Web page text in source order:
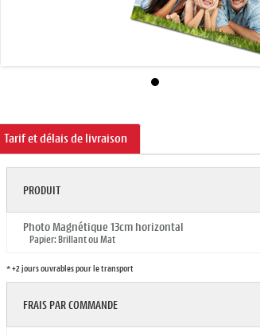
Tarif et délais de livraison
PRODUIT
Photo Magnétique 13cm horizontal
Papier: Brillant ou Mat
* +2 jours ouvrables pour le transport
FRAIS PAR COMMANDE